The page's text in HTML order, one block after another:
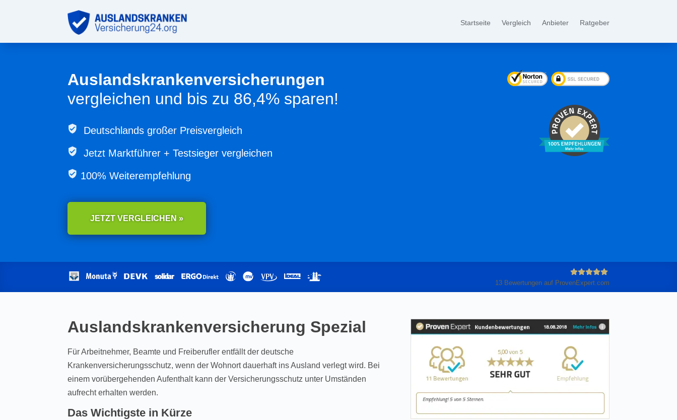
Startseite Vergleich Anbieter Ratgeber
Auslandskrankenversicherungen
vergleichen und bis zu 86,4% sparen!
Deutschlands großer Preisvergleich
Jetzt Marktführer + Testsieger vergleichen
100% Weiterempfehlung
JETZT VERGLEICHEN »
GmbH
13Bewertungen auf ProvenExpert.com
Auslandskrankenversicherung Spezial
Für Arbeitnehmer, Beamte und Freiberufler entfällt der deutsche
Krankenversicherungsschutz, wenn der Wohnort dauerhaft ins Ausland verlegt wird. Bei
einem vorübergehenden Aufenthalt kann der Versicherungsschutz unter Umständen
aufrecht erhalten werden.
Das Wichtigste in Kürze